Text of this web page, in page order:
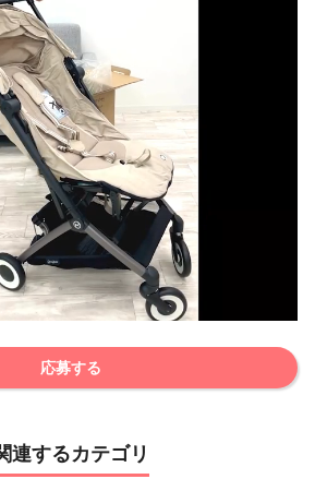
応募する
連するカテゴリ